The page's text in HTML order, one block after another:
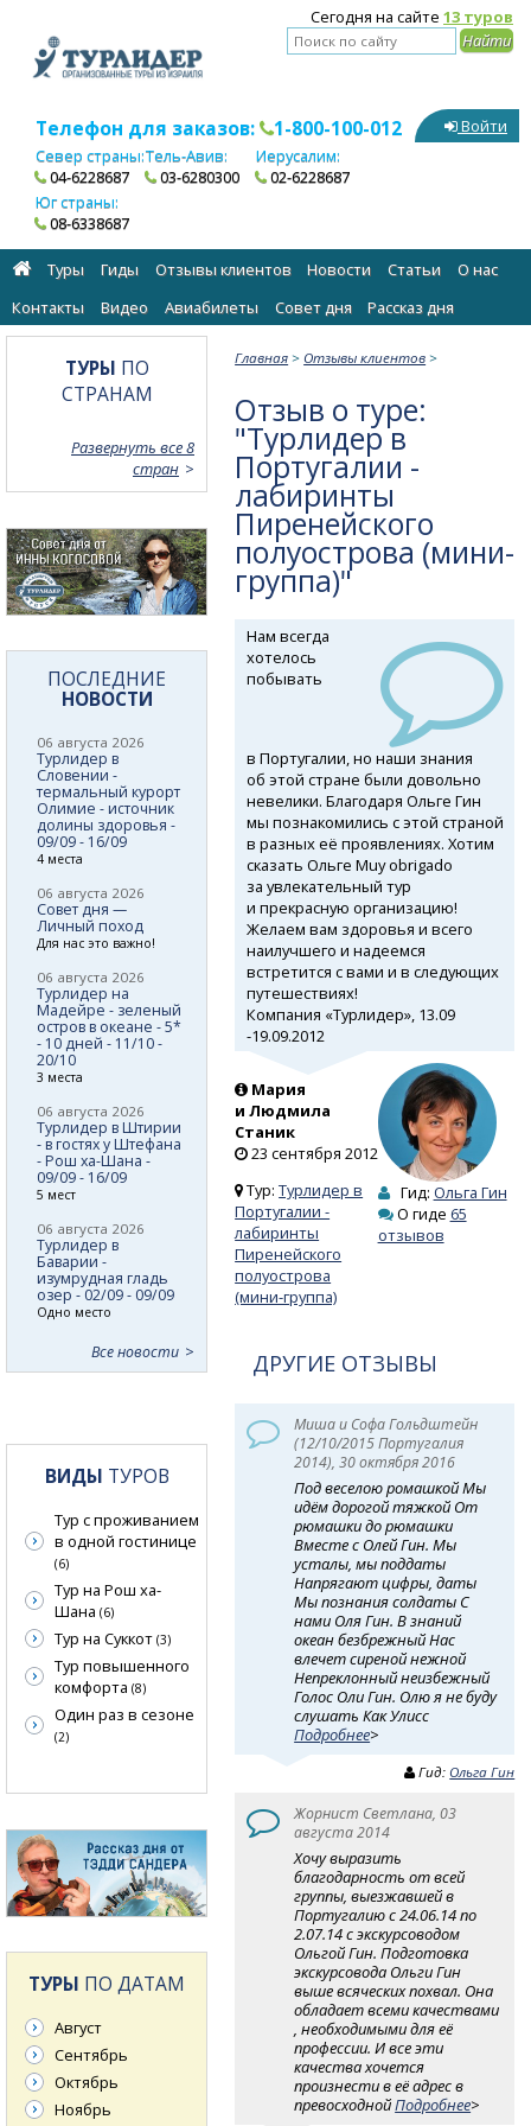
Сегодня на сайте 13 туров
Телефон для заказов: 1-800-100-012
Север страны:
04-6228687
Тель-Авив:
03-6280300
Иерусалим:
02-6228687
Юг страны:
08-6338687
Войти
Туры Гиды Отзывы клиентов Новости Статьи
О нас
Контакты
Видео Авиабилеты Cовет дня Рассказ дня
Главная > Отзывы клиентов >
Отзыв о туре:
"Турлидер в
Португалии -
лабиринты
Пиренейского
полуострова (мини-
группа)"
Нам всегда
хотелось
побывать
в Португалии, но наши знания
об этой стране были довольно
невелики. Благодаря Ольге Гин
мы познакомились с этой страной
в разных её проявлениях. Хотим
сказать Ольге Muy obrigado
за увлекательный тур
и прекрасную организацию!
Желаем вам здоровья и всего
наилучшего и надеемся
встретится с вами и в следующих
путешествиях!
Компания «Турлидер», 13.09
-19.09.2012
Мария
и Людмила
Станик
23 сентября 2012
Тур:Турлидер в
Португалии -
лабиринты
Пиренейского
полуострова
(мини-группа)
Гид: Ольга Гин
О гиде 65
отзывов
ДРУГИЕ ОТЗЫВЫ
Миша и Софа Гольдштейн
(12/10/2015 Португалия
2014), 30 октября 2016
Под веселою ромашкой Мы
идём дорогой тяжкой От
рюмашки до рюмашки
Вместе с Олей Гин. Мы
усталы, мы поддаты
Напрягают цифры, даты
Мы познания солдаты С
нами Оля Гин. В знаний
океан безбрежный Нас
влечет сиреной нежной
Непреклонный неизбежный
Голос Оли Гин. Олю я не буду
слушать Как Улисс
Подробнее>
Гид: Ольга Гин
Жорнист Светлана, 03
августа 2014
Хочу выразить
благодарность от всей
группы, выезжавшей в
Португалию с 24.06.14 по
2.07.14 с экскурсоводом
Ольгой Гин. Подготовка
экскурсовода Ольги Гин
выше всяческих похвал. Она
обладает всеми качествами
, необходимыми для её
профессии. И все эти
качества хочется
произнести в её адрес в
превосходнойПодробнее>
ТУРЫ ПО
СТРАНАМ
Развернуть все 8
стран
ПОСЛЕДНИЕ
НОВОСТИ
06 августа 2026
Турлидер в
Словении -
термальный курорт
Олимие - источник
долины здоровья -
09/09 - 16/09
4 места
06 августа 2026
Совет дня —
Личный поход
Для нас это важно!
06 августа 2026
Турлидер на
Мадейре - зеленый
остров в океане - 5*
- 10 дней - 11/10 -
20/10
3 места
06 августа 2026
Турлидер в Штирии
- в гостях у Штефана
- Рош ха-Шана -
09/09 - 16/09
5 мест
06 августа 2026
Турлидер в
Баварии -
изумрудная гладь
озер - 02/09 - 09/09
Одно место
Все новости
ВИДЫ ТУРОВ
Тур с проживанием
в одной гостинице
(6)
Тур на Рош ха-
Шана (6)
Тур на Суккот (3)
Тур повышенного
комфорта (8)
Один раз в сезоне
(2)
ТУРЫ ПО ДАТАМ
Август
Сентябрь
Октябрь
Ноябрь